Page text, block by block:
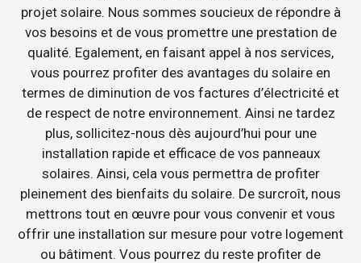
projet solaire. Nous sommes soucieux de répondre à
vos besoins et de vous promettre une prestation de
qualité. Egalement, en faisant appel à nos services,
vous pourrez profiter des avantages du solaire en
termes de diminution de vos factures d’électricité et
de respect de notre environnement. Ainsi ne tardez
plus, sollicitez-nous dès aujourd’hui pour une
installation rapide et efficace de vos panneaux
solaires. Ainsi, cela vous permettra de profiter
pleinement des bienfaits du solaire. De surcroît, nous
mettrons tout en œuvre pour vous convenir et vous
offrir une installation sur mesure pour votre logement
ou bâtiment. Vous pourrez du reste profiter de